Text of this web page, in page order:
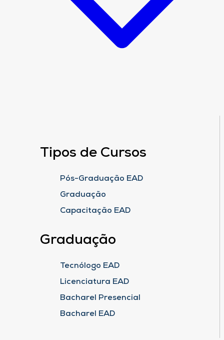
Tipos de Cursos
Pós-Graduação EAD
Graduação
Capacitação EAD
Graduação
Tecnólogo EAD
Licenciatura EAD
Bacharel Presencial
Bacharel EAD